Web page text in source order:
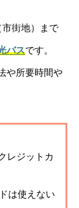
街地）まで
バスです。
や所要時間や
レジットカ
は使えない